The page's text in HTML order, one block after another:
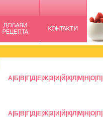
А Б В Г Д Е Ж З И Й К Л М Н О П
А Б В Г Д Е Ж З И Й К Л М Н О П